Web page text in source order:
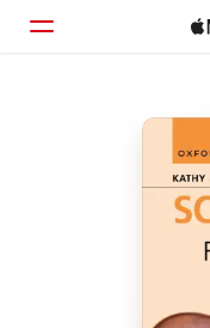
Startseite
Entdecken